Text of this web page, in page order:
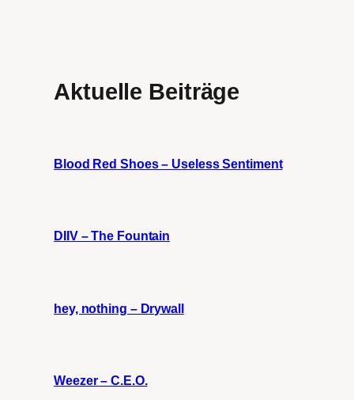
Aktuelle Beiträge
Blood Red Shoes – Useless Sentiment
DIIV – The Fountain
hey, nothing – Drywall
Weezer – C.E.O.